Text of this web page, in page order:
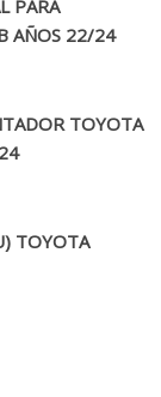
PARA
AÑOS 22/24
TOYOTA
TOYOTA